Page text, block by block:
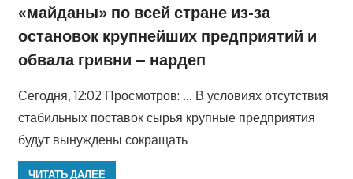
«майданы» по всей стране из-за
остановок крупнейших предприятий и
обвала гривни – нардеп
Сегодня, 12:02 Просмотров: … В условиях отсутствия
стабильных поставок сырья крупные предприятия
будут вынуждены сокращать
ЧИТАТЬ ДАЛЕЕ